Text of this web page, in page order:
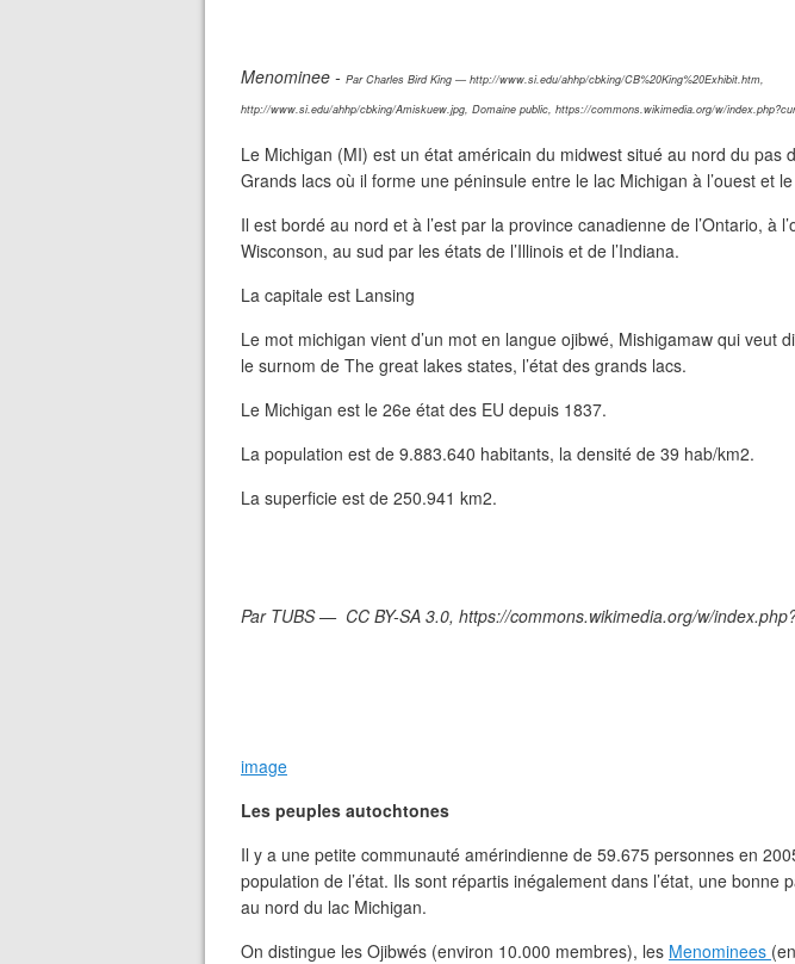
Menominee - Par Charles Bird King — http://www.si.edu/ahhp/cbking/CB%20King%20Exhibit.htm,
http://www.si.edu/ahhp/cbking/Amiskuew.jpg, Domaine public, https://commons.wikimedia.org/w/
Le Michigan (MI) est un état américain du midwest situé au nord du pas
Grands lacs où il forme une péninsule entre le lac Michigan à l’ouest et le
Il est bordé au nord et à l’est par la province canadienne de l’Ontario, à
Wisconson, au sud par les états de l’Illinois et de l’Indiana.
La capitale est Lansing
Le mot michigan vient d’un mot en langue ojibwé, Mishigamaw qui veut
le surnom de The great lakes states, l’état des grands lacs.
Le Michigan est le 26e état des EU depuis 1837.
La population est de 9.883.640 habitants, la densité de 39 hab/km2.
La superficie est de 250.941 km2.
Par TUBS — CC BY-SA 3.0, https://commons.wikimedia.org/w/
image
Les peuples autochtones
Il y a une petite communauté amérindienne de 59.675 personnes en
population de l’état. Ils sont répartis inégalement dans l’état, une bonne
au nord du lac Michigan.
On distingue les Ojibwés (environ 10.000 membres), les Menominees